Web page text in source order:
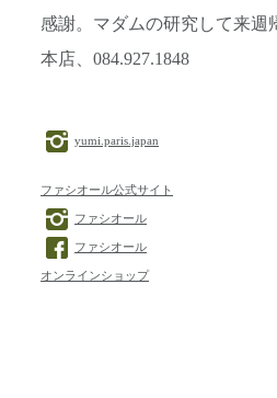
感謝。マダムの研究して来週
本店、084.927.1848
yumi.paris.japan
ファシオール公式サイト
ファシオール
ファシオール
オンラインショップ